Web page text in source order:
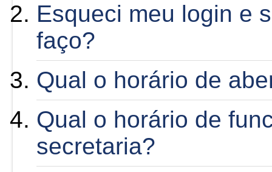
Esqueci meu login e
faço?
Qual o horário de
Qual o horário de
secretaria?